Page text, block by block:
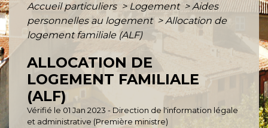
Accueil particuliers > Logement > Aides
personnelles au logement > Allocation de
logement familiale (ALF)
ALLOCATION DE
LOGEMENT FAMILIALE
(ALF)
Vérifié le 01 Jan 2023 - Direction de l'information légale
et administrative (Première ministre)